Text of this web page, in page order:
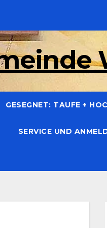
GESEGNET: TAUFE +
SERVICE UND